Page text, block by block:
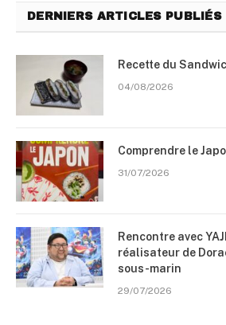
DERNIERS ARTICLES PUBLIÉS
Recette du
04/08/2026
Comprendre le
31/07/2026
Rencontre avec
réalisateur de
sous-marin
29/07/2026